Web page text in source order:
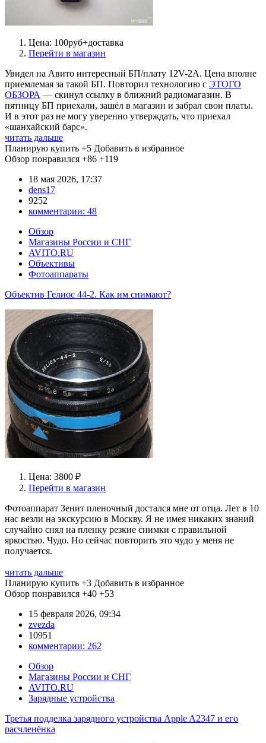
Цена: 100руб+доставка
Перейти в магазин
Увидел на Авито интересный БП/плату 12V-2A. Цена вполне
приемлемая за такой БП. Повторил технологию с ЭТОГО
ОБЗОРА — скинул ссылку в ближний радиомагазин. В
пятницу БП приехали, зашёл в магазин и забрал свои платы.
И в этот раз не могу уверенно утверждать, что приехал
«шанхайский барс».
читать дальше
Планирую купить +5 Добавить в избранное
Обзор понравился +86 +119
18 мая 2026, 17:37
dens17
9252
комментарии: 48
Обзор
Магазины России и СНГ
AVITO.RU
Объективы
Фотоаппараты
Объектив Гелиос 44-2. Как им снимают?
Цена: 3800 ₽
Перейти в магазин
Фотоаппарат Зенит пленочный достался мне от отца. Лет в 10
нас везли на экскурсию в Москву. Я не имея никаких знаний
случайно снял на пленку резкие снимки с правильной
яркостью. Чудо. Но сейчас повторить это чудо у меня не
получается.
читать дальше
Планирую купить +3 Добавить в избранное
Обзор понравился +40 +53
15 февраля 2026, 09:34
zvezda
10951
комментарии: 262
Обзор
Магазины России и СНГ
AVITO.RU
Зарядные устройства
Третья подделка зарядного устройства Apple A2347 и его
расчленёнка